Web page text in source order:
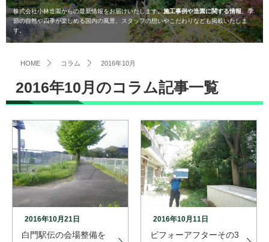
株式会社小林造園からの最新情報をお届けいたします。施工事例や造園に関する情報、季
節の自然や四季が楽しめる国内の風景、スタッフの想いやこだわりなども掲載いたしま
す。
HOME コラム 2016年10月
2016年10月のコラム記事一覧
2016年10月21日
白門駅伝の会場整備を
2016年10月11日
ビフォーアフターその3